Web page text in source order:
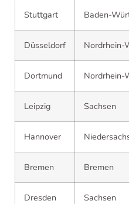
Stuttgart Baden-
Düsseldorf Nordrhein-
Dortmund Nordrhein-
Leipzig Sachsen
Hannover
Bremen Bremen
Dresden Sachsen